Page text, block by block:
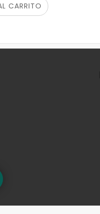
CARRITO